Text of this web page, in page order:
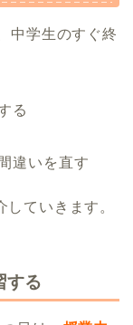
中学生のすぐ終
る
違いを直す
ていきます。
する